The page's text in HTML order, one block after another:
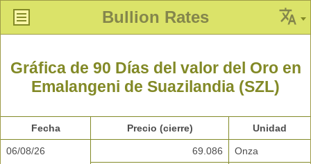
Bullion Rates
Gráfica de 90 Días del valor del Oro en
Emalangeni de Suazilandia (SZL)
Fecha Precio (cierre) Unidad
06/08/26 69.086 Onza